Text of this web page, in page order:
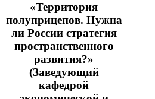
«Территория
полуприцепов. Нужна
ли России стратегия
пространственного
развития?»
(Заведующий
кафедрой